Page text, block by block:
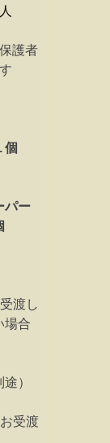
人
護者
パー
渡し
場合
）
受渡